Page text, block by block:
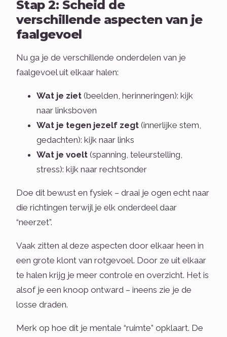
Stap 2: Scheid de
verschillende aspecten van je
faalgevoel
Nu ga je de verschillende onderdelen van je
faalgevoel uit elkaar halen:
Wat je ziet (beelden, herinneringen): kijk
naar linksboven
Wat je tegen jezelf zegt (innerlijke stem,
gedachten): kijk naar links
Wat je voelt (spanning, teleurstelling,
stress): kijk naar rechtsonder
Doe dit bewust en fysiek – draai je ogen echt naar
die richtingen terwijl je elk onderdeel daar
“neerzet”.
Vaak zitten al deze aspecten door elkaar heen in
een grote klont van rotgevoel. Door ze uit elkaar
te halen krijg je meer controle en overzicht. Het is
alsof je een knoop ontward – ineens zie je de
losse draden.
Merk op hoe dit je mentale “ruimte” opklaart. De